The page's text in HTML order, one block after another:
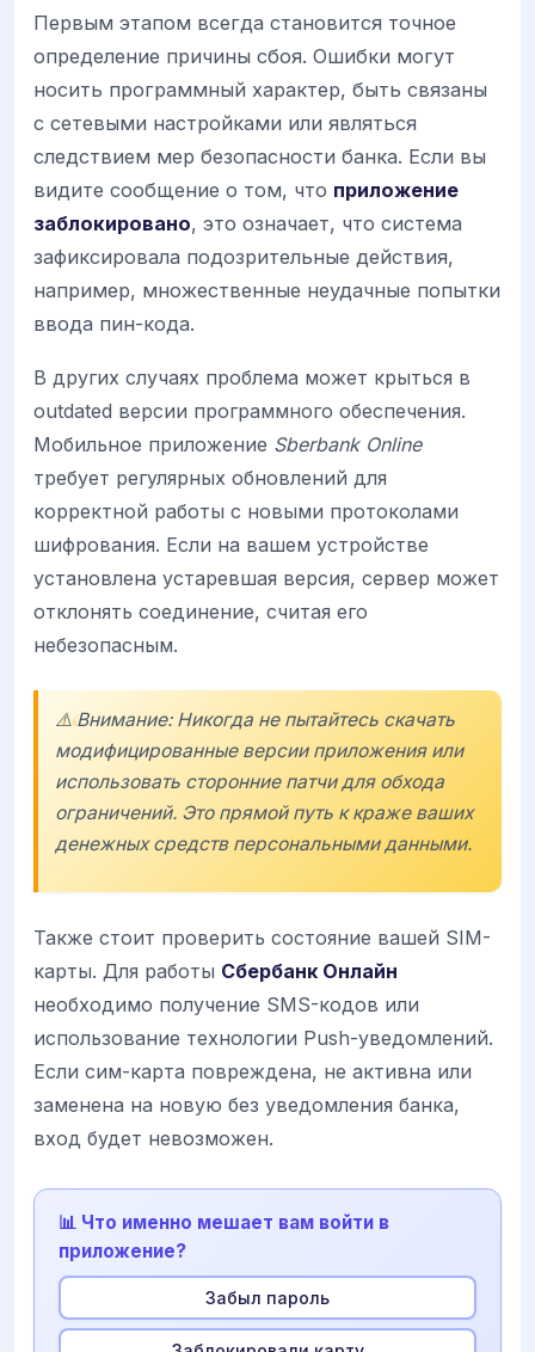
Первым этапом всегда становится точное
определение причины сбоя. Ошибки могут
носить программный характер, быть связаны
с сетевыми настройками или являться
следствием мер безопасности банка. Если вы
видите сообщение о том, что приложение
заблокировано, это означает, что система
зафиксировала подозрительные действия,
например, множественные неудачные попытки
ввода пин-кода.
В других случаях проблема может крыться в
outdated версии программного обеспечения.
Мобильное приложение Sberbank Online
требует регулярных обновлений для
корректной работы с новыми протоколами
шифрования. Если на вашем устройстве
установлена устаревшая версия, сервер может
отклонять соединение, считая его
небезопасным.
⚠️ Внимание: Никогда не пытайтесь скачать
модифицированные версии приложения или
использовать сторонние патчи для обхода
ограничений. Это прямой путь к краже ваших
денежных средств персональными данными.
Также стоит проверить состояние вашей SIM-
карты. Для работы Сбербанк Онлайн
необходимо получение SMS-кодов или
использование технологии Push-уведомлений.
Если сим-карта повреждена, не активна или
заменена на новую без уведомления банка,
вход будет невозможен.
📊 Что именно мешает вам войти в
приложение?
Забыл пароль